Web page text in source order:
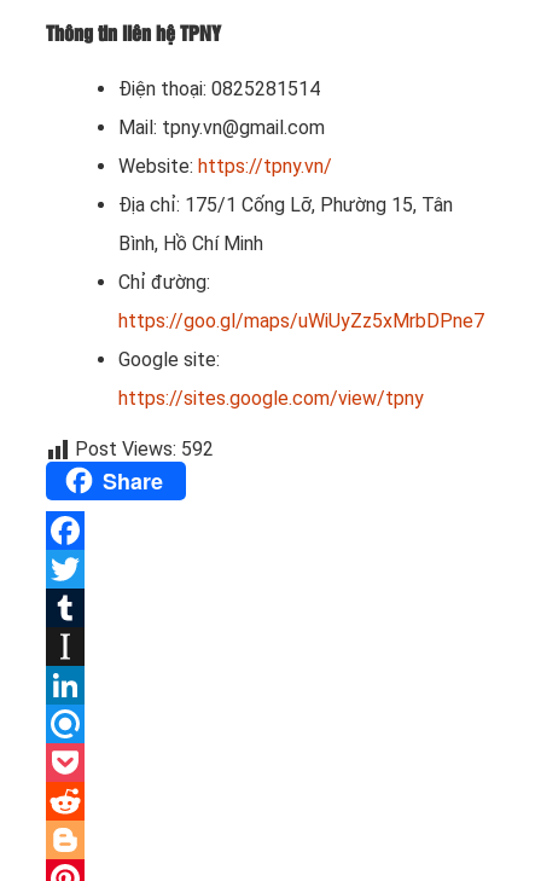
Thông tin liên hệ TPNY
Điện thoại: 0825281514
Mail: tpny.vn@gmail.com
Website: https://tpny.vn/
Địa chỉ: 175/1 Cống Lỡ, Phường 15, Tân
Bình, Hồ Chí Minh
Chỉ đường:
https://goo.gl/maps/uWiUyZz5xMrbDPne7
Google site:
https://sites.google.com/view/tpny
Post Views: 592
Share
Facebook
Twitter
Instapaper
LinkedIn
Refind
Pocket
Reddit